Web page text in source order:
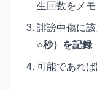
生回数をメモ
誹謗中傷に
○秒）を記録
可能であれば